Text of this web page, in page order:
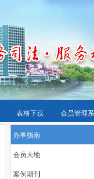
表格下载 会员管理
办事指南
会员天地
案例期刊